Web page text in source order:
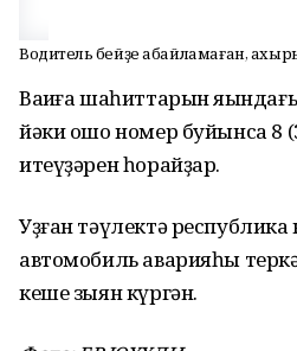
Водитель әбейҙе абайламаған,
Ваҡиға шаһиттарын
йәки ошо номер буйынса 8
итеүҙәрен һорайҙар.
Уҙған тәүлектә
автомобиль аварияһы
кеше зыян күргән.